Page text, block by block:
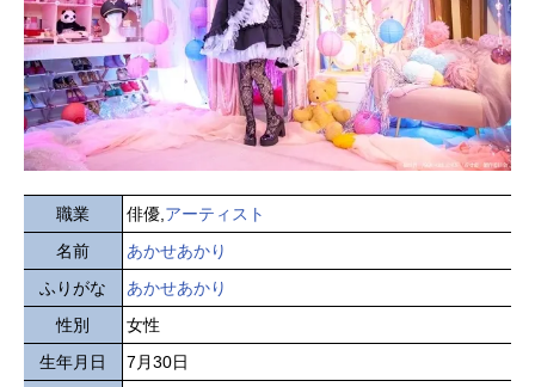
職業 俳優, アーティスト
名前
あかせあかり
ふりがな
あかせあかり
性別
女性
生年月日
7月30日